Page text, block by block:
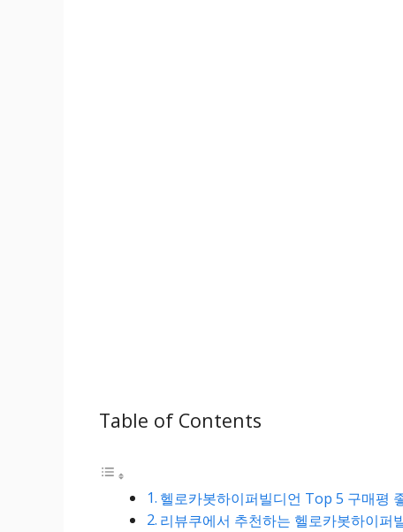
Table of Contents
헬로카봇하이퍼빌디언 Top 5 구매평
리뷰쿠에서 추천하는 헬로카봇하이퍼